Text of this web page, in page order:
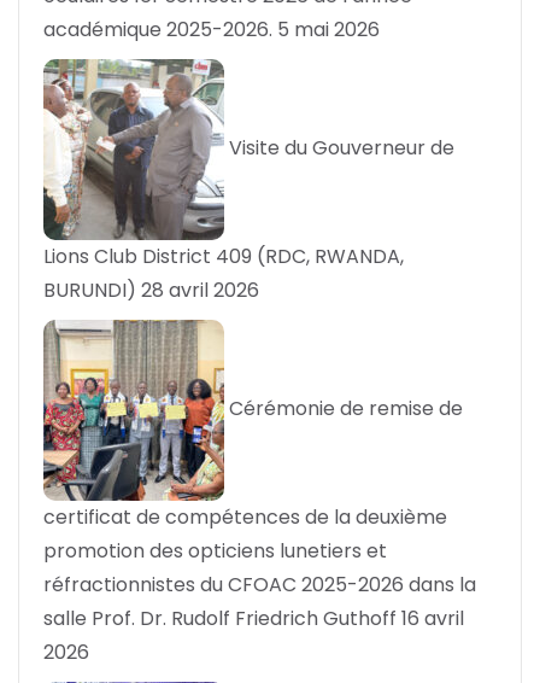
académique 2025-2026. 5 mai 2026
Visite du Gouverneur de
Lions Club District 409 (RDC, RWANDA,
BURUNDI) 28 avril 2026
Cérémonie de remise de
certificat de compétences de la deuxième
promotion des opticiens lunetiers et
réfractionnistes du CFOAC 2025-2026 dans la
salle Prof. Dr. Rudolf Friedrich Guthoff 16 avril
2026